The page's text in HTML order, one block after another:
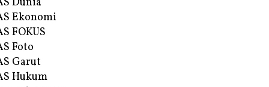
Ekonomi
FOKUS
Foto
Garut
Hukum